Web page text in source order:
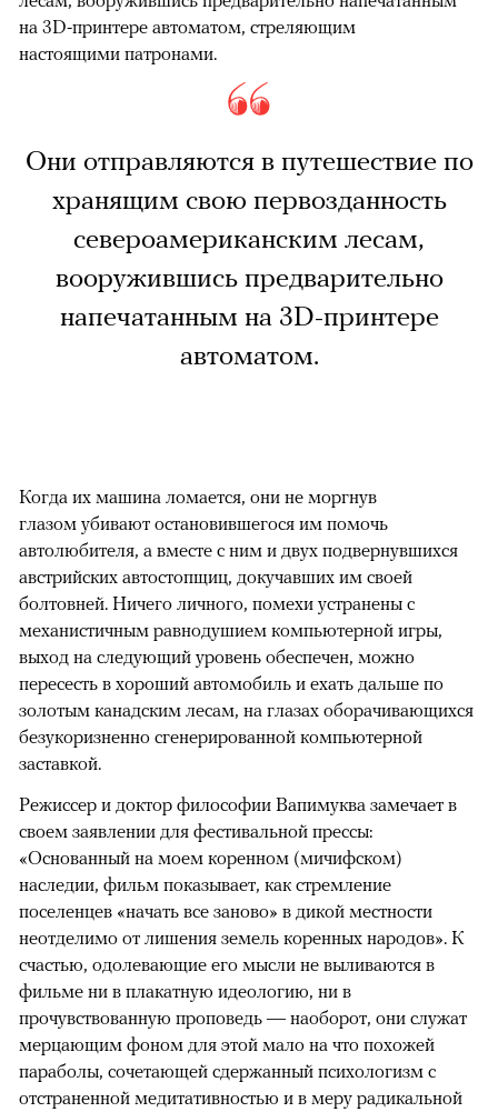
на 3D-принтере автоматом, стреляющим
настоящими патронами.
Они отправляются в путешествие по
хранящим свою первозданность
североамериканским лесам,
вооружившись предварительно
напечатанным на 3D-принтере
автоматом.
Когда их машина ломается, они не моргнув
глазом убивают остановившегося им помочь
автолюбителя, а вместе с ним и двух подвернувшихся
австрийских автостопщиц, докучавших им своей
болтовней. Ничего личного, помехи устранены с
механистичным равнодушием компьютерной игры,
выход на следующий уровень обеспечен, можно
пересесть в хороший автомобиль и ехать дальше по
золотым канадским лесам, на глазах оборачивающихся
безукоризненно сгенерированной компьютерной
заставкой.
Режиссер и доктор философии Вапимуква замечает в
своем заявлении для фестивальной прессы:
«Основанный на моем коренном (мичифском)
наследии, фильм показывает, как стремление
поселенцев «начать все заново» в дикой местности
неотделимо от лишения земель коренных народов». К
счастью, одолевающие его мысли не выливаются в
фильме ни в плакатную идеологию, ни в
прочувствованную проповедь — наоборот, они служат
мерцающим фоном для этой мало на что похожей
параболы, сочетающей сдержанный психологизм с
отстраненной медитативностью и в меру радикальной